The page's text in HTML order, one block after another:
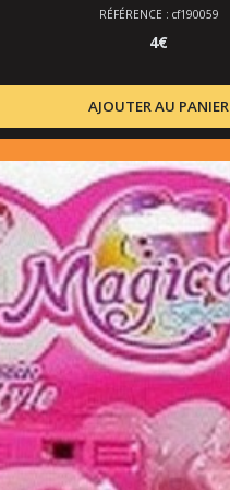
RÉFÉRENCE : cf190059
4€
AJOUTER AU PANIER